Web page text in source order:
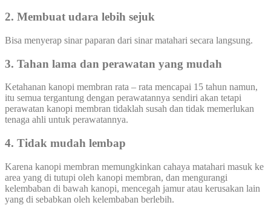
2. Membuat udara lebih sejuk
Bisa menyerap sinar paparan dari sinar matahari secara langsung.
3. Tahan lama dan perawatan yang mudah
Ketahanan kanopi membran rata – rata mencapai 15 tahun namun,
itu semua tergantung dengan perawatannya sendiri akan tetapi
perawatan kanopi membran tidaklah susah dan tidak memerlukan
tenaga ahli untuk perawatannya.
4. Tidak mudah lembap
Karena kanopi membran memungkinkan cahaya matahari masuk ke
area yang di tutupi oleh kanopi membran, dan mengurangi
kelembaban di bawah kanopi, mencegah jamur atau kerusakan lain
yang di sebabkan oleh kelembaban berlebih.